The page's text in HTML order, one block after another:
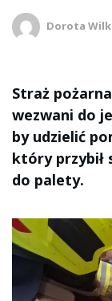
Dorota Wilk
Straż
wezwani do
by udzielić
który przybił
do palety.